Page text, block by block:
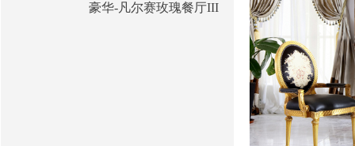
豪华-凡尔赛玫瑰餐厅III